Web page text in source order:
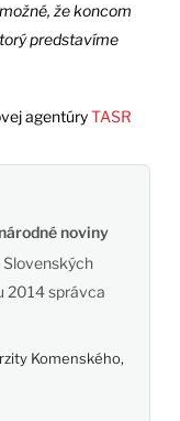
že koncom
predstavíme
agentúryTASR
noviny
2014 správca
Komenského,